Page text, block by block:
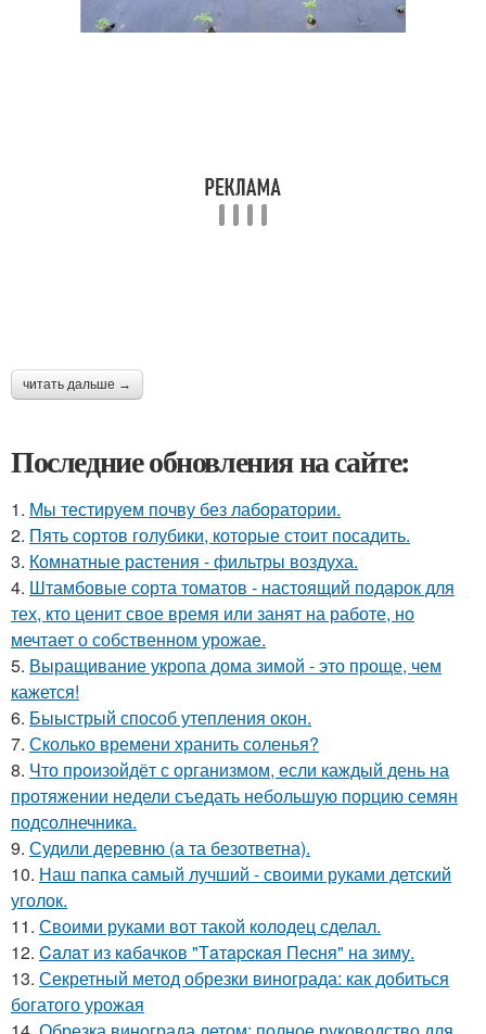
читать дальше →
Последние обновления на сайте:
1. Мы тестируем почву без лаборатории.
2. Пять сортов голубики, которые стоит посадить.
3. Комнатные растения - фильтры воздуха.
4. Штамбовые сорта томатов - настоящий подарок для
тех, кто ценит свое время или занят на работе, но
мечтает о собственном урожае.
5. Выращивание укропа дома зимой - это проще, чем
кажется!
6. Быыстрый способ утепления окон.
7. Сколько времени хранить соленья?
8. Что произойдёт с организмом, если каждый день на
протяжении недели съедать небольшую порцию семян
подсолнечника.
9. Судили деревню (а та безответна).
10. Наш папка самый лучший - своими руками детский
уголок.
11. Своими руками вот такой колодец сделал.
12. Caлaт из кaбaчкoв "Тaтapcкaя Пecня" нa зиму.
13. Секретный метод обрезки винограда: как добиться
богатого урожая